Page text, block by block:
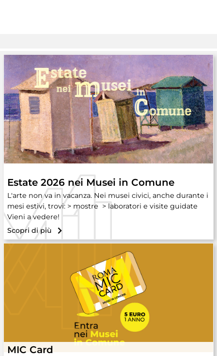
Estate 2026 nei Musei in Comune
L'arte non va in vacanza. Nei musei civici, anche durante i
mesi estivi, trovi: > mostre > laboratori e visite guidate
Vieni a vedere!
Scopri di più
MIC Card